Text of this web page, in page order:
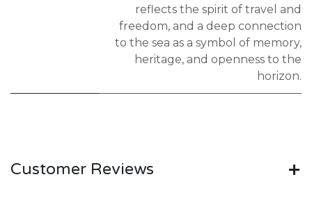
reflects the spirit of travel and
freedom, and a deep connection
to the sea as a symbol of memory,
heritage, and openness to the
horizon.
Customer Reviews